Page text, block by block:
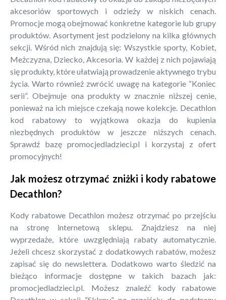
akcesoriów sportowych i odzieży w niskich cenach.
Promocje mogą obejmować konkretne kategorie lub grupy
produktów. Asortyment jest podzielony na kilka głównych
sekcji. Wśród nich znajdują się: Wszystkie sporty, Kobiet,
Meżczyzna, Dziecko, Akcesoria. W każdej z nich pojawiają
się produkty, które ułatwiają prowadzenie aktywnego trybu
życia. Warto również zwrócić uwagę na kategorie “Koniec
serii”. Obejmuje ona produkty w znacznie niższej cenie,
ponieważ na ich miejsce czekają nowe kolekcje. Decathlon
kod rabatowy to wyjątkowa okazja do kupienia
niezbędnych produktów w jeszcze niższych cenach.
Sprawdź bazę promocjedladzieci.pl i korzystaj z ofert
promocyjnych!
Jak możesz otrzymać zniżki i kody rabatowe
Decathlon?
Kody rabatowe Decathlon możesz otrzymać po przejściu
na stronę internetową sklepu. Znajdziesz na niej
wyprzedaże, które uwzględniają rabaty automatycznie.
Jeżeli chcesz skorzystać z dodatkowych rabatów, możesz
zapisać się do newslettera. Dodatkowo warto śledzić na
bieżąco informacje dostępne w takich bazach jak:
promocjedladzieci.pl. Możesz znaleźć kody rabatowe